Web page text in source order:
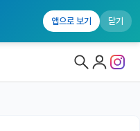
앱으로 보기 닫기